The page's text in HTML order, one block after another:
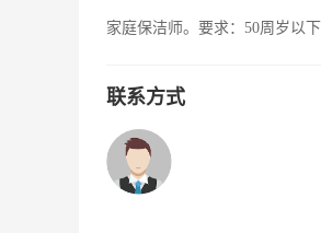
家庭保洁师。要求：50周岁以
联系方式